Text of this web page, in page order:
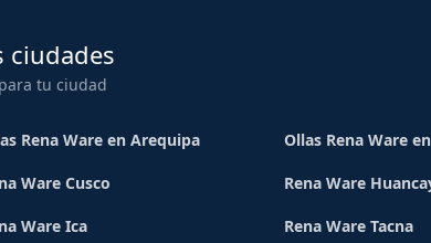
ciudades
tu ciudad
Rena Ware en Arequipa Ollas Rena Ware
Ware Cusco Rena Ware
Ware Ica Rena Ware Tacna